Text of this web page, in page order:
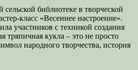
сельской библиотеке в творческой
класс «Весеннее настроение».
участников с техникой создания
тряпичная кукла – это не просто
народного творчества, история